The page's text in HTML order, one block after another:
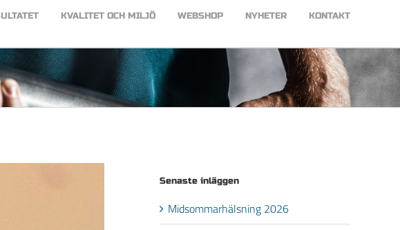
KVALITET OCH MILJÖ WEBSHOP NYHETER KONTAKT
Senaste inläggen
Midsommarhälsning 2026